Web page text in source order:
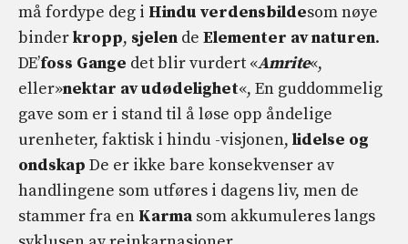
må fordype deg i Hindu verdensbildesom nøye
binderkropp, sjelen de Elementer av naturen.
DE’foss Gange det blir vurdert «Amrite«,
eller»nektar av udødelighet«, En guddommelig
gave som er i stand til å løse opp åndelige
urenheter, faktisk i hindu -visjonen, lidelse og
ondskap De er ikke bare konsekvenser av
handlingene som utføres i dagens liv, men de
stammer fra en Karma som akkumuleres langs